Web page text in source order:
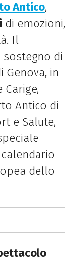
Antico,
di emozioni,
Il
di
Genova, in
Antico di
e Salute,
dello